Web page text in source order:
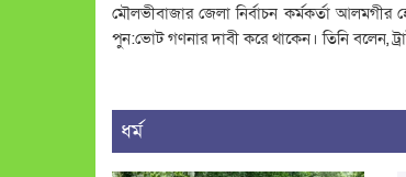
মৌলভীবাজার জেলা নির্বাচন কর্মকর্তা আলমগীর
পুন:ভোট গণনার দাবী করে থাকেন। তিনি বলেন,
ধর্ম